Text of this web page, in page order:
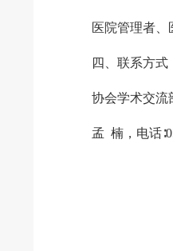
医院管理者、
四、联系方式
协会学术交流
孟 楠，电话∶